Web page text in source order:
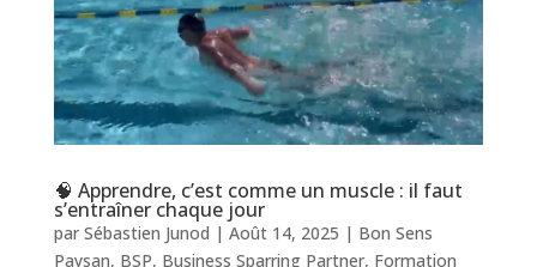
🧠 Apprendre, c’est comme un muscle : il faut
s’entraîner chaque jour
par Sébastien Junod | Août 14, 2025 | Bon Sens
Paysan, BSP, Business Sparring Partner, Formation